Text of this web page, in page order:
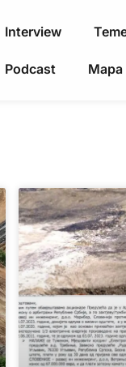
Interview
Podcast Mapa